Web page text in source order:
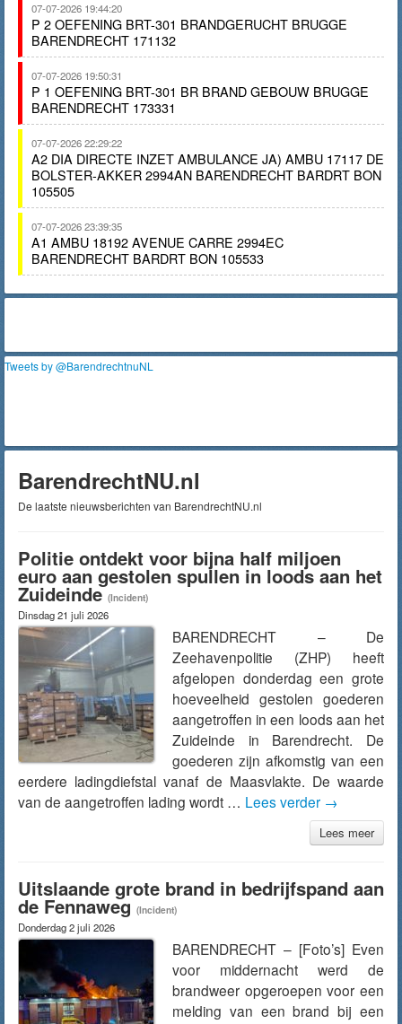
07-07-2026 19:44:20
P 2 OEFENING BRT-301 BRANDGERUCHT BRUGGE
BARENDRECHT 171132
07-07-2026 19:50:31
P 1 OEFENING BRT-301 BR BRAND GEBOUW BRUGGE
BARENDRECHT 173331
07-07-2026 22:29:22
A2 DIA DIRECTE INZET AMBULANCE JA) AMBU 17117 DE
BOLSTER-AKKER 2994AN BARENDRECHT BARDRT BON
105505
07-07-2026 23:39:35
A1 AMBU 18192 AVENUE CARRE 2994EC
BARENDRECHT BARDRT BON 105533
Tweets by @BarendrechtnuNL
BarendrechtNU.nl
De laatste nieuwsberichten van BarendrechtNU.nl
Politie ontdekt voor bijna half miljoen
euro aan gestolen spullen in loods aan het
Zuideinde (Incident)
Dinsdag 21 juli 2026
BARENDRECHT – De
Zeehavenpolitie (ZHP) heeft
afgelopen donderdag een grote
hoeveelheid gestolen goederen
aangetroffen in een loods aan het
Zuideinde in Barendrecht. De
goederen zijn afkomstig van een
eerdere ladingdiefstal vanaf de Maasvlakte. De waarde
van de aangetroffen lading wordt … Lees verder →
Lees meer
Uitslaande grote brand in bedrijfspand aan
de Fennaweg (Incident)
Donderdag 2 juli 2026
BARENDRECHT – [Foto’s] Even
voor middernacht werd de
brandweer opgeroepen voor een
melding van een brand bij een